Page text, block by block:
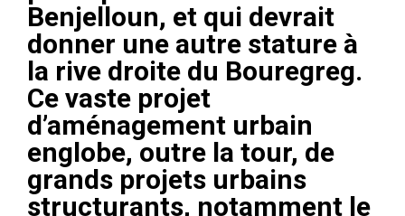
Benjelloun, et qui devrait
donner une autre stature à
la rive droite du Bouregreg.
Ce vaste projet
d’aménagement urbain
englobe, outre la tour, de
grands projets urbains
structurants, notamment le